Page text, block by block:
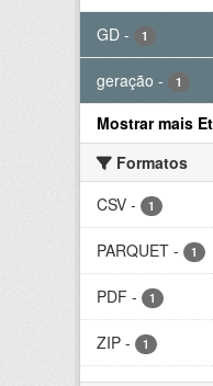
GD - 1
geração - 1
Mostrar mais
Formatos
CSV - 1
PARQUET - 1
PDF - 1
ZIP - 1